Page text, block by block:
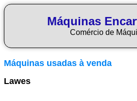
Máquinas
Comércio de
Máquinas usadas à venda
Lawes